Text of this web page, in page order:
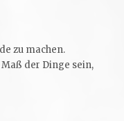
zu machen.
der Dinge sein,